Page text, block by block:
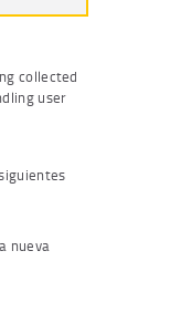
collected
user
nueva